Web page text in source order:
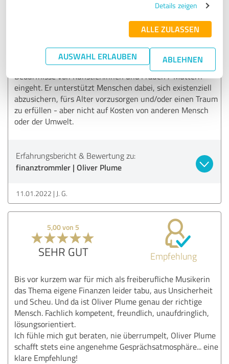
Details zeigen
ALLE ZULASSEN
AUSWAHL ERLAUBEN ABLEHNEN
und - das ist das beste! - sucht auch nach nachhaltigen
Lösungen, wenn es einem wichtig ist, weder
Rüstungsunternehmen, Atomkraftproduzenten etc.
Außerdem finde ich es toll, dass Oliver speziell auf die
Bedürfnisse von Künstler:innen und Frauen / Müttern
eingeht. Er unterstützt Menschen dabei, sich existenziell
abzusichern, fürs Alter vorzusorgen und/oder einen Traum
zu erfüllen - aber nicht auf Kosten von anderen Mensch
oder der Umwelt.
Erfahrungsbericht & Bewertung zu:
finanztrommler | Oliver Plume
11.01.2022 J. G.
5,00 von 5
SEHR GUT Empfehlung
Bis vor kurzem war für mich als freiberufliche Musikerin
das Thema eigene Finanzen leider tabu, aus Unsicherheit
und Scheu. Und da ist Oliver Plume genau der richtige
Mensch. Fachlich kompetent, freundlich, unaufdringlich,
lösungsorientiert.
Ich fühle mich gut beraten, nie überrumpelt, Oliver Plume
schafft stets eine angenehme Gesprächsatmosphäre... eine
klare Empfehlung!